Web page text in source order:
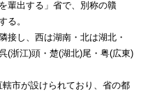
輩出する」省で、別称の贛
る。
接し、西は湖南・北は湖北・
(浙江)頭・楚(湖北)尾・粤(広東)
市が設けられており、省の都